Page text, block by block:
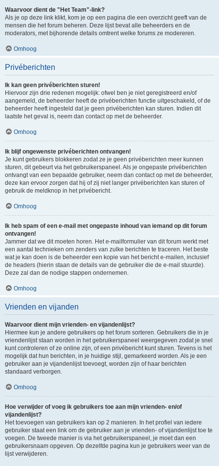
Waarvoor dient de "Het Team"-link?
Als je op deze link klikt, kom je op een pagina die een overzicht geeft van de
mensen die het forum beheren. Deze lijst bevat alle beheerders en de
moderators, met bijhorende details omtrent welke forums ze modereren.
Omhoog
Privéberichten
Ik kan geen privéberichten sturen!
Hiervoor zijn drie redenen mogelijk: ofwel ben je niet geregistreerd en/of
aangemeld, de beheerder heeft de privéberichten functie uitgeschakeld, of de
beheerder heeft ingesteld dat je geen privéberichten kan sturen. Indien dit
laatste het geval is, neem dan contact op met de beheerder.
Omhoog
Ik blijf ongewenste privéberichten ontvangen!
Je kunt gebruikers blokkeren zodat ze je geen privéberichten meer kunnen
sturen, dit gebeurt via het gebruikerspaneel. Als je ongepaste privéberichten
ontvangt van een bepaalde gebruiker, neem dan contact op met de beheerder,
deze kan ervoor zorgen dat hij of zij niet langer privéberichten kan sturen of
gebruik de meldknop in het privébericht.
Omhoog
Ik heb spam of een e-mail met ongepaste inhoud van iemand op dit forum
ontvangen!
Jammer dat we dit moeten horen. Het e-mailformulier van dit forum werkt met
een aantal technieken om zenders van zulke berichten te traceren. Het beste
wat je kan doen is de beheerder een kopie van het bericht e-mailen, inclusief
de headers (hierin staan de details van de gebruiker die de e-mail stuurde).
Deze zal dan de nodige stappen ondernemen.
Omhoog
Vrienden en vijanden
Waarvoor dient mijn vrienden- en vijandenlijst?
Hiermee kun je andere gebruikers op het forum sorteren. Gebruikers die in je
vriendenlijst staan worden in het gebruikerspaneel weergegeven zodat je snel
kunt controleren of ze online zijn, of een privébericht kunt sturen. Tevens is het
mogelijk dat hun berichten, in je huidige stijl, gemarkeerd worden. Als je een
gebruiker aan je vijandenlijst toevoegt, worden zijn of haar berichten
standaard verborgen.
Omhoog
Hoe verwijder of voeg ik gebruikers toe aan mijn vrienden- en/of
vijandenlijst?
Het toevoegen van gebruikers kan op 2 manieren. In het profiel van iedere
gebruiker staat een link om de gebruiker aan je vrienden- of vijandenlijst toe te
voegen. De tweede manier is via het gebruikerspaneel, je moet dan een
gebruikersnaam opgeven. Op dezelfde pagina kun je gebruikers weer van de
lijst verwijderen.